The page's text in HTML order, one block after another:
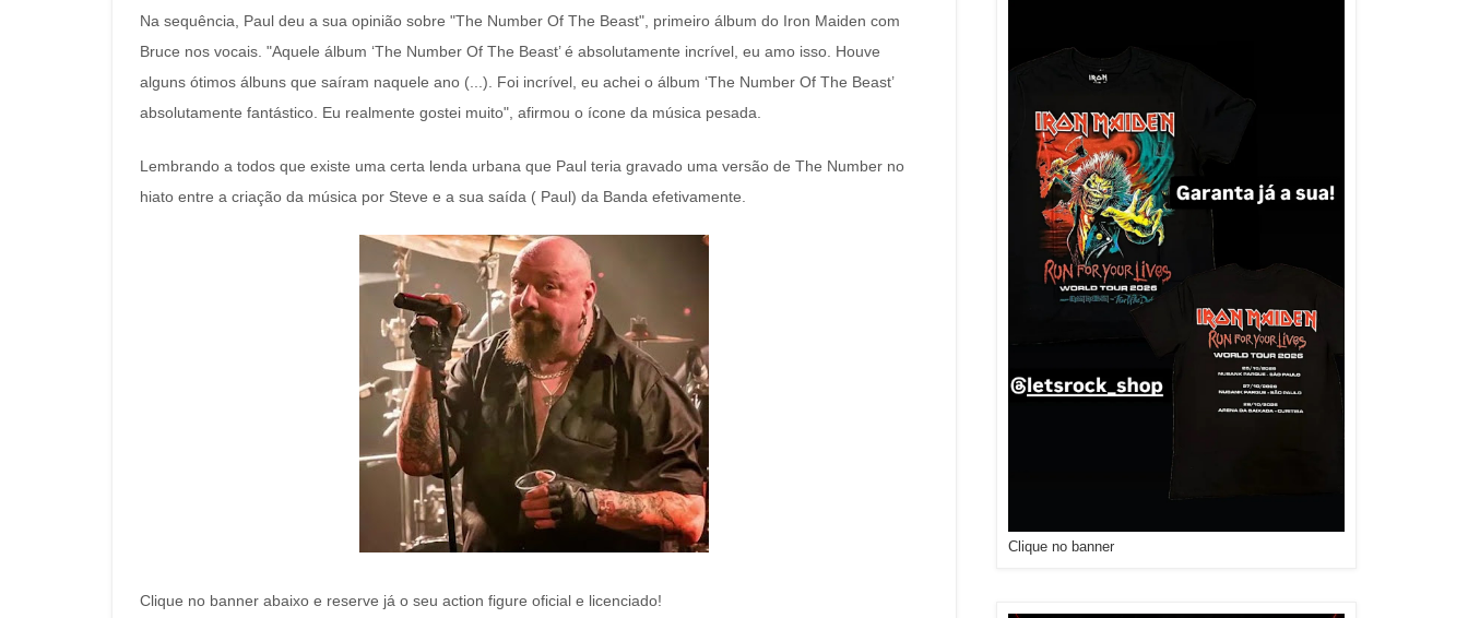
Na sequência, Paul deu a sua opinião sobre "The Number Of The Beast", primeiro álbum do Iron Maiden com
Bruce nos vocais. "Aquele álbum ‘The Number Of The Beast’ é absolutamente incrível, eu amo isso. Houve
alguns ótimos álbuns que saíram naquele ano (...). Foi incrível, eu achei o álbum ‘The Number Of The Beast’
absolutamente fantástico. Eu realmente gostei muito", afirmou o ícone da música pesada.
Lembrando a todos que existe uma certa lenda urbana que Paul teria gravado uma versão de The Number no
hiato entre a criação da música por Steve e a sua saída ( Paul) da Banda efetivamente.
Clique no banner abaixo e reserve já o seu action figure oficial e licenciado!
Clique no banner